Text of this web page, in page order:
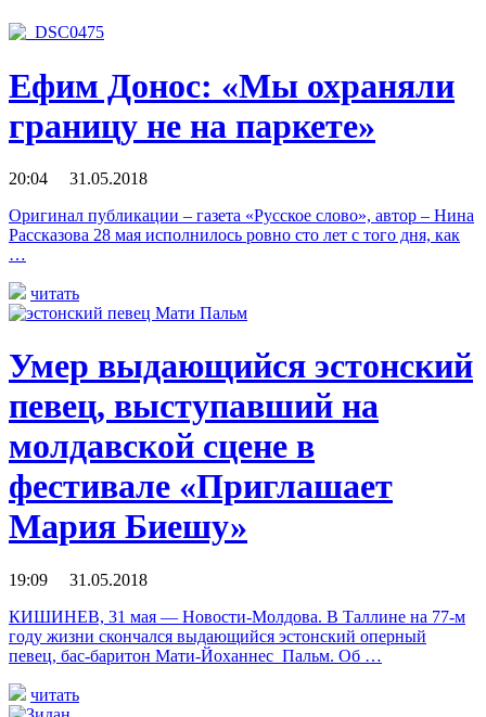
Ефим Донос: «Мы охраняли
границу не на паркете»
20:04 31.05.2018
Оригинал публикации – газета «Русское слово», автор – Нина
Рассказова 28 мая исполнилось ровно сто лет с того дня, как
…
читать
Умер выдающийся эстонский
певец, выступавший на
молдавской сцене в
фестивале «Приглашает
Мария Биешу»
19:09 31.05.2018
КИШИНЕВ, 31 мая — Новости-Молдова. В Таллине на 77-м
году жизни скончался выдающийся эстонский оперный
певец, бас-баритон Мати-Йоханнес Пальм. Об …
читать